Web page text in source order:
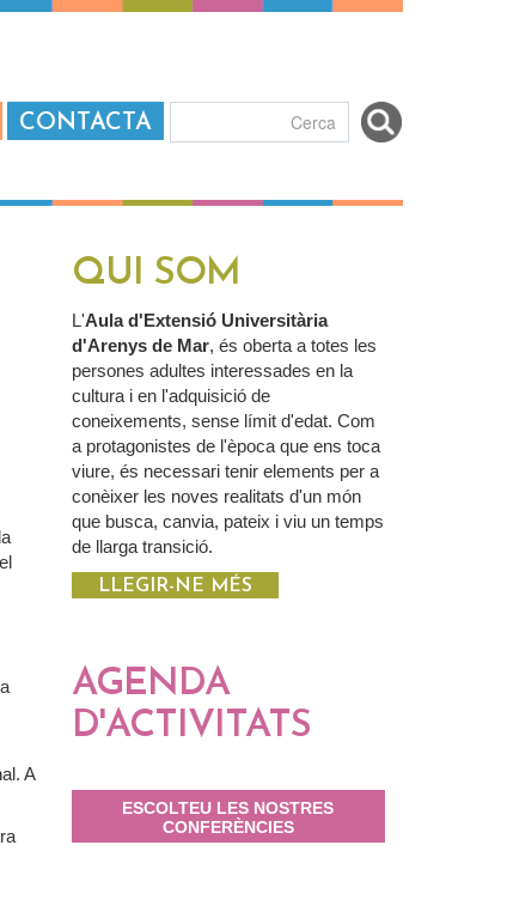
CONTACTA
Formulari de
A
QUI SOM
L'Aula d'Extensió Universitària
d'Arenys de Mar, és oberta a totes les
persones adultes interessades en la
cultura i en l'adquisició de
coneixements, sense límit d'edat. Com
a protagonistes de l'època que ens toca
viure, és necessari tenir elements per a
conèixer les noves realitats d'un món
que busca, canvia, pateix i viu un temps
de llarga transició.
LLEGIR-NE MÉS
AGENDA
D'ACTIVITATS
ESCOLTEU LES NOSTRES
CONFERÈNCIES